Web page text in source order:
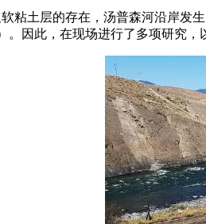
粘土层的存在，汤普森河沿岸
。因此，在现场进行了多项研究